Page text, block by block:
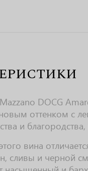
DOCG
оттенком с
и
вина
сливы и черной